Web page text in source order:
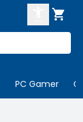

PC Gamer